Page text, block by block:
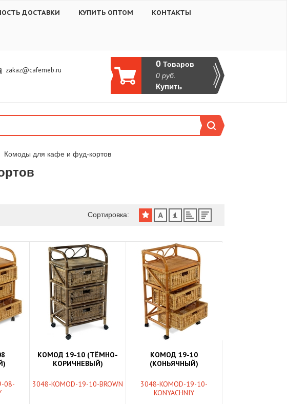
ДОСТАВКИ КУПИТЬ ОПТОМ КОНТАКТЫ
zakaz@cafemeb.ru
0 Товаров
0 руб.
Купить
Комоды для кафе и фуд-кортов
Сортировка:
08-
КОМОД 19-10 (ТЁМНО-
КОРИЧНЕВЫЙ)
3048-KOMOD-19-10-BROWN
КОМОД 19-10
(КОНЬЯЧНЫЙ)
3048-KOMOD-19-10-
KONYACHNIY